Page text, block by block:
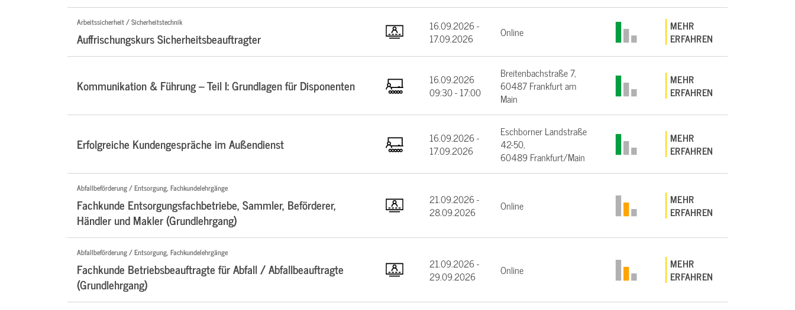
Arbeitssicherheit / Sicherheitstechnik
Auffrischungskurs Sicherheitsbeauftragter
16.09.2026 -
17.09.2026
Online
MEHR
ERFAHREN
Kommunikation & Führung – Teil I: Grundlagen für Disponenten
16.09.2026
09:30 - 17:00
Breitenbachstraße 7,
60487 Frankfurt am
Main
MEHR
ERFAHREN
Erfolgreiche Kundengespräche im Außendienst
16.09.2026 -
17.09.2026
Eschborner Landstraße
42-50,
60489 Frankfurt/Main
MEHR
ERFAHREN
Abfallbeförderung / Entsorgung, Fachkundelehrgänge
Fachkunde Entsorgungsfachbetriebe, Sammler, Beförderer,
Händler und Makler (Grundlehrgang)
21.09.2026 -
28.09.2026
Online
MEHR
ERFAHREN
Abfallbeförderung / Entsorgung, Fachkundelehrgänge
Fachkunde Betriebsbeauftragte für Abfall / Abfallbeauftragte
(Grundlehrgang)
21.09.2026 -
29.09.2026
Online
MEHR
ERFAHREN